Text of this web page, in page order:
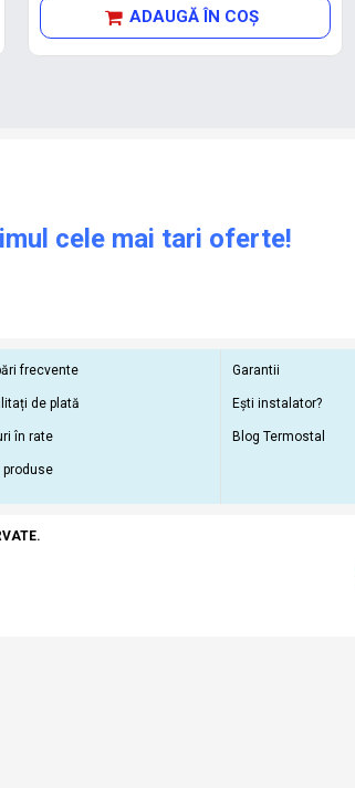
ADAUGĂ ÎN COŞ
cele mai tari oferte!
frecvente
de plată
în rate
produse
Garantii
Ești instalator?
Blog Termostal